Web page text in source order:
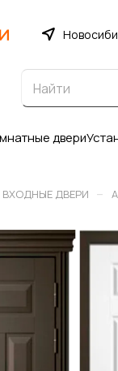
двери
ВХОДНЫЕ ДВЕРИ –